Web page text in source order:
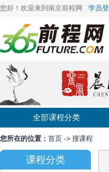
您好！欢迎来到南京前程网 学员
全部课程分类
您所在的位置： 首页 -> 搜课程
课程分类